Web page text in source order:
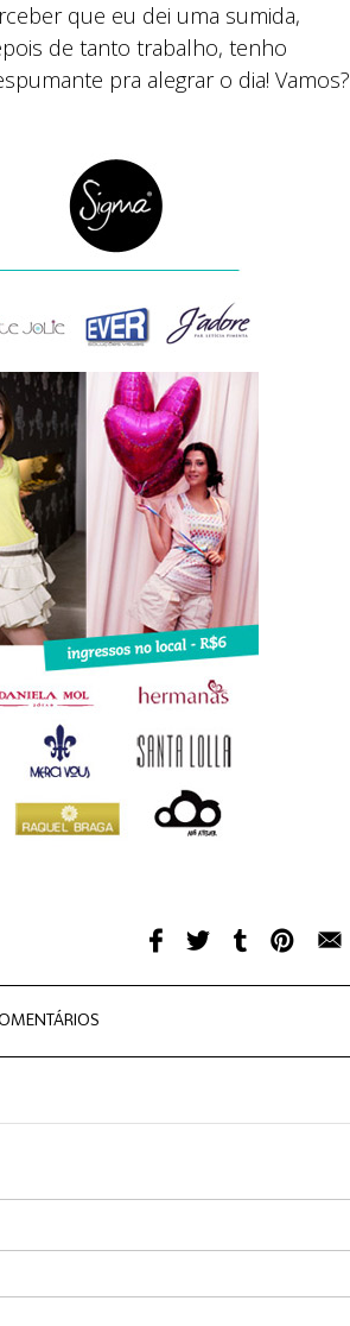
que eu dei uma sumida,
de tanto trabalho, tenho
pra alegrar o dia! Vamos?